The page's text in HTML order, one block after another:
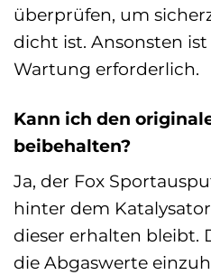
überprüfen, um
dicht ist. Ansonsten ist
Wartung erforderlich.
Kann ich den
beibehalten?
Ja, der Fox
hinter dem
dieser erhalten bleibt.
die Abgaswerte